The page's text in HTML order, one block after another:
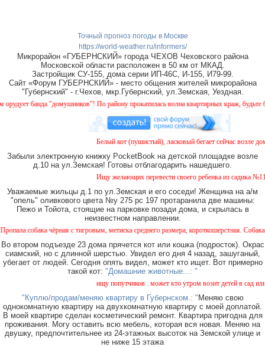
Точный прогноз погоды в Москве
https://world-weather.ru/informers/
Микрорайон «ГУБЕРНСКИЙ» города ЧЕХОВ Чеховского района
Московской области расположен в 50 км от МКАД.
Застройщик СУ-155, дома серии ИП-46С, И-155, И79-99.
Сайт «Форум ГУБЕРНСКИЙ» - место общения жителей микрорайона
"Губернский" - г.Чехов, мкр.Губернский, ул.Земская, Уездная.
банда "домушников"! По району прокатилась волна квартирных краж, будьте
Белый кот (пушистый), ласковый бегает сейчас возле
Забыли электронную книжку PocketBook на детской площадке возле
д.10 на ул.Земская! Готовы отблагодарить нашедшего.
Ищу желающих перевести своего ребенка из садика
Уважаемые жильцы д.1 по ул.Земская и его соседи! Женщина на а/м
"опель" оливкового цвета №у 275 рс 197 протаранила две машины:
Пежо и Тойота, стоящие на парковке позади дома, и скрылась в
неизвестном направлении.
чёрная с тигровым, метиска среднего размера, короткошерстная. Собака
Во втором подъезде 23 дома прячется кот или кошка (подросток). Окрас
сиамский, но с длинной шерстью. Увидел его дня 4 назад, зашуганый,
убегает от людей. Сегодня опять видел, может кто ищет. Вот примерно
такой кот: "Домашние животные...: "
ищу попутчиков . может кто утром возит детей в сад
"Куплю/продам/меняю квартиру в Губернском.: "Меняю свою
однокомнатную квартиру на двухкомнатную квартиру с моей доплатой.
В моей квартире сделан косметический ремонт. Квартира пригодна для
проживания. Могу оставить всю мебель, которая вся новая. Меняю на
двушку, предпочтительнее из 24-этажных высоток на Земской улице и
не ниже 15 этажа